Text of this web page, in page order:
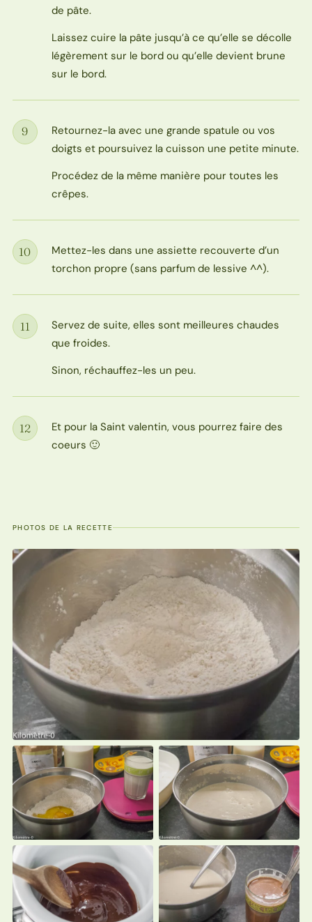
de pâte.
Laissez cuire la pâte jusqu’à ce qu’elle se décolle
légèrement sur le bord ou qu’elle devient brune
sur le bord.
Étape
9
Retournez-la avec une grande spatule ou vos
doigts et poursuivez la cuisson une petite minute.
Procédez de la même manière pour toutes les
crêpes.
Étape
10
Mettez-les dans une assiette recouverte d’un
torchon propre (sans parfum de lessive ^^).
Étape
11
Servez de suite, elles sont meilleures chaudes
que froides.
Sinon, réchauffez-les un peu.
Étape
12
Et pour la Saint valentin, vous pourrez faire des
coeurs 🙂
PHOTOS DE LA RECETTE